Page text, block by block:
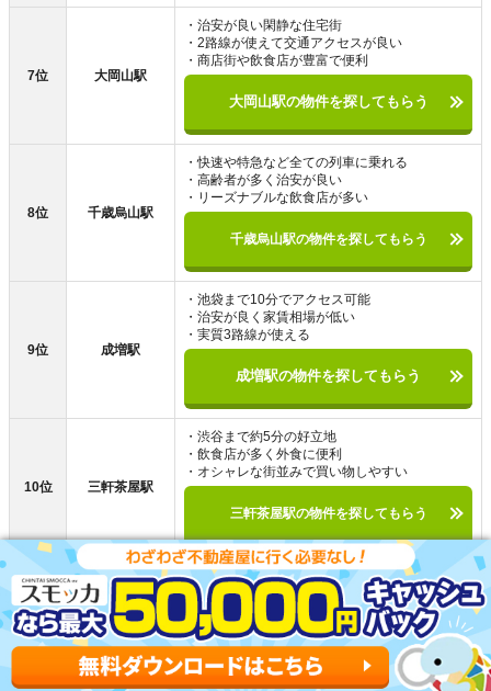
7位 大岡山駅
・治安が良い閑静な住宅街
・2路線が使えて交通アクセスが良い
・商店街や飲食店が豊富で便利
大岡山駅の物件を探してもらう
8位 千歳烏山駅
・快速や特急など全ての列車に乗れる
・高齢者が多く治安が良い
・リーズナブルな飲食店が多い
千歳烏山駅の物件を探してもらう
9位 成増駅
・池袋まで10分でアクセス可能
・治安が良く家賃相場が低い
・実質3路線が使える
成増駅の物件を探してもらう
10位 三軒茶屋駅
・渋谷まで約5分の好立地
・飲食店が多く外食に便利
・オシャレな街並みで買い物しやすい
三軒茶屋駅の物件を探してもらう
扇大橋駅以外で住む街を探している人向けに、東京で住み
やすい街をまとめました。上記の街は、治安や交通アクセ
スの良さ、家賃相場の低さなどに優れたおすすめの街で